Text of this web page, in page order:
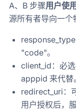
A、B 步骤用户使
源所有者导向一个
"code"。
client_id：必
apppid 来代替。
redirect_uri：
用户授权后，